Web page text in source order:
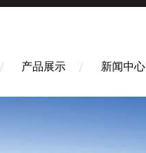
产品展示 新闻中心